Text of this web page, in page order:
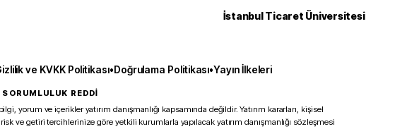
İstanbul Ticaret Üniversitesi
ve KVKK Politikası•Doğrulama Politikası•Yayın İlkeleri
REDDİ
yorum ve içerikler yatırım danışmanlığı kapsamında değildir. Yatırım kararları, kişisel
ve getiri tercihlerinize göre yetkili kurumlarla yapılacak yatırım danışmanlığı sözleşmesi